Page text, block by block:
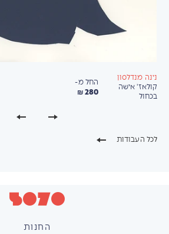
נינה מנדלסון
קולאז' אישה
בכחול
החל מ-
280 ₪
לכל העבודות
החנות